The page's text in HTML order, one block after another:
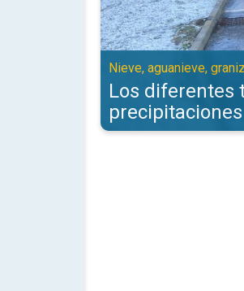
Nieve, aguanieve,
Los diferentes